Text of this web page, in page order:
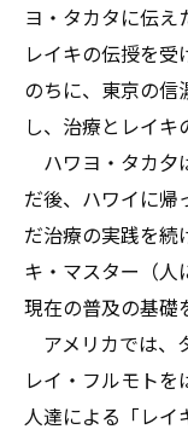
ヨ・タカタに伝え
レイキの伝授を受
のちに、東京の信
し、治療とレイキ
ハワヨ・タカ夕
だ後、ハワイに帰
だ治療の実践を続
キ・マスター（人
現在の普及の基礎
アメリカでは、
レイ・フルモト
人達による「レイ